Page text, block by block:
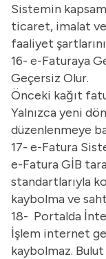
Sistemin
ticaret, imalat
faaliyet
16- e-Faturaya
Geçersiz Olur.
Önceki kağıt
Yalnızca yeni
düzenlenmeye
17- e-Fatura
e-Fatura GİB
standartlarıyla
kaybolma ve
18- Portalda
İşlem internet
kaybolmaz.